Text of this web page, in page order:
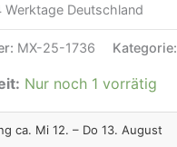
Werktage Deutschland
MX-25-1736 Kategorie:
Nur noch 1 vorrätig
ca. Mi 12. – Do 13. August